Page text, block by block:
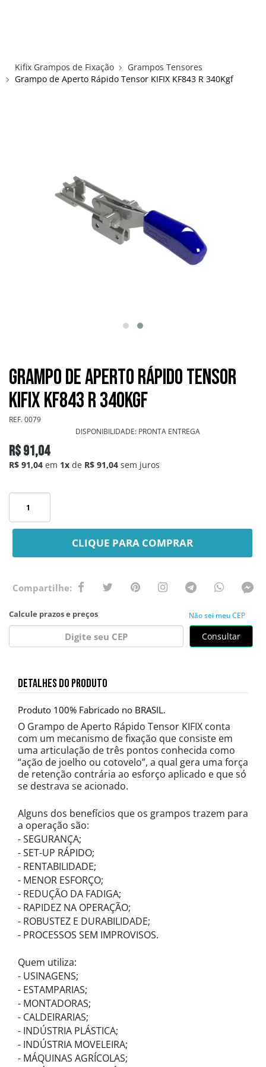
FUSOS RÁPIDOS
GRAMPOS DE FIXAÇÃO DUPLA
GRAMPOS HORIZONTAIS
GRAMPOS PNEUMÁTICOS
GRAMPOS VERTICAIS
OUTROS
INFORMAÇÕES
Kifix Grampos de Fixação
Grampos Tensores
Grampo de Aperto Rápido Tensor KIFIX KF843 R 340Kgf
Grampo de Aperto Rápido Tensor
KIFIX KF843 R 340Kgf
REF.0079
DISPONIBILIDADE:PRONTA ENTREGA
R$ 91,04
R$ 91,04 em 1x de R$ 91,04 sem juros
CLIQUE PARA COMPRAR
Não sei meu CEP
Consultar
DETALHES DO PRODUTO
Produto 100% Fabricado no BRASIL.
O Grampo de Aperto Rápido Tensor KIFIX conta
com um mecanismo de fixação que consiste em
uma articulação de três pontos conhecida como
“ação de joelho ou cotovelo”, a qual gera uma força
de retenção contrária ao esforço aplicado e que só
se destrava se acionado.
Alguns dos benefícios que os grampos trazem para
a operação são:
- SEGURANÇA;
- SET-UP RÁPIDO;
- RENTABILIDADE;
- MENOR ESFORÇO;
- REDUÇÃO DA FADIGA;
- RAPIDEZ NA OPERAÇÃO;
- ROBUSTEZ E DURABILIDADE;
- PROCESSOS SEM IMPROVISOS.
Quem utiliza:
- USINAGENS;
- ESTAMPARIAS;
- MONTADORAS;
- CALDEIRARIAS;
- INDÚSTRIA PLÁSTICA;
- INDÚSTRIA MOVELEIRA;
- MÁQUINAS AGRÍCOLAS;